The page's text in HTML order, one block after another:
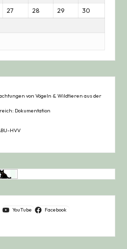
27 28 29
30
von Vögeln & Wildtieren aus der
Dokumentation
HVV
YouTube Facebook